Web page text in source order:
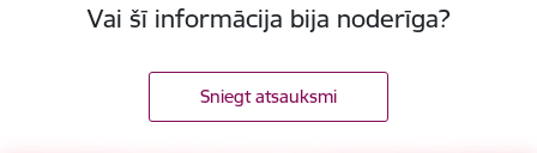
Vai šī informācija bija noderīga?
Sniegt atsauksmi